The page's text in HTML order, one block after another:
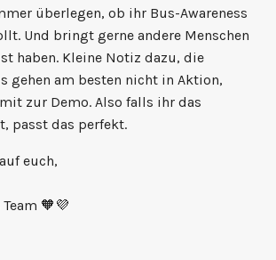
überlegen, ob ihr Bus-Awareness
Und bringt gerne andere Menschen
haben. Kleine Notiz dazu, die
gehen am besten nicht in Aktion,
zur Demo. Also falls ihr das
passt das perfekt.
euch,
🧡💜